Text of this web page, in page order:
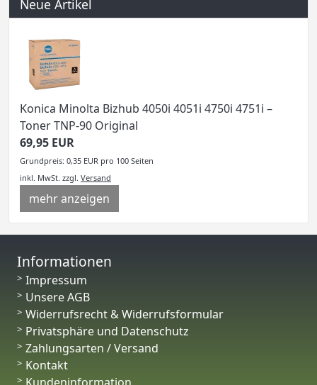
Neue Artikel
Konica Minolta Bizhub 4050i 4051i 4750i 4751i –
Toner TNP-90 Original
69,95 EUR
Grundpreis: 0,35 EUR pro 100 Seiten
inkl. MwSt. zzgl. Versand
mehr anzeigen
Informationen
Impressum
Unsere AGB
Widerrufsrecht & Widerrufsformular
Privatsphäre und Datenschutz
Zahlungsarten / Versand
Kontakt